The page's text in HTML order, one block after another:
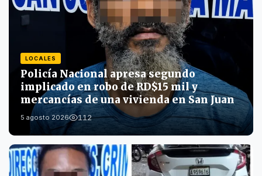
LOCALES
Policía Nacional apresa segundo
implicado en robo de RD$15 mil y
mercancías de una vivienda en San Juan
5 agosto 2026 112